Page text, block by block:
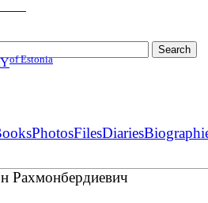
of Estonia
PhotosFilesDiaries